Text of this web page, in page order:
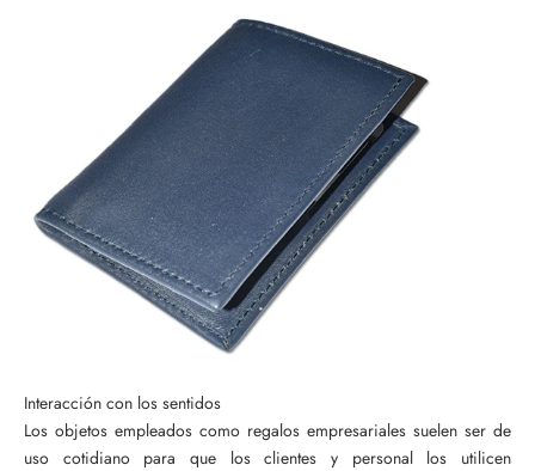
Interacción con los sentidos
Los objetos empleados como regalos empresariales suelen ser de
uso cotidiano para que los clientes y personal los utilicen